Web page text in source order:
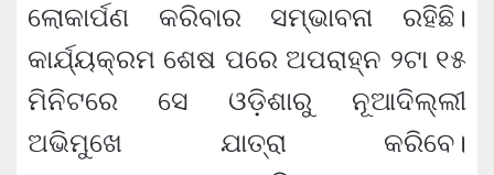
ଲୋକାର୍ପଣ କରିବାର ସମ୍ଭାବନା ରହିଛି।
କାର୍ଯ୍ୟକ୍ରମ ଶେଷ ପରେ ଅପରାହ୍ନ ୨ଟା ୧୫
ମିନିଟରେ ସେ ଓଡ଼ିଶାରୁ ନୂଆଦିଲ୍ଲୀ
ଅଭିମୁଖେ ଯାତ୍ରା କରିବେ।